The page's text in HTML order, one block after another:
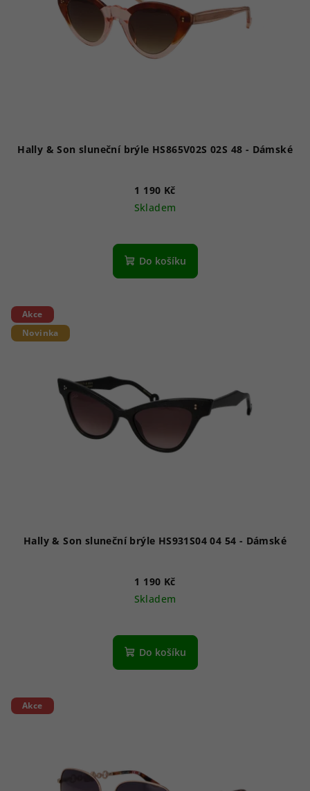
Hally & Son sluneční brýle HS865V02S 02S 48 - Dámské
1 190 Kč
Skladem
Do košíku
Akce
Novinka
Hally & Son sluneční brýle HS931S04 04 54 - Dámské
1 190 Kč
Skladem
Do košíku
Akce